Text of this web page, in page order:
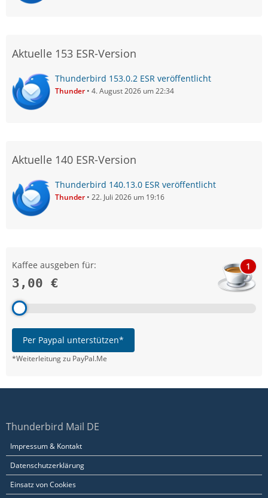
Aktuelle 153 ESR-Version
Thunderbird 153.0.2 ESR veröffentlicht
Thunder 4. August 2026 um 22:34
Aktuelle 140 ESR-Version
Thunderbird 140.13.0 ESR veröffentlicht
Thunder 22. Juli 2026 um 19:16
Kaffee ausgeben für:
3,00 €
1
Per Paypal unterstützen*
*Weiterleitung zu PayPal.Me
Thunderbird Mail DE
Impressum & Kontakt
Datenschutzerklärung
Einsatz von Cookies